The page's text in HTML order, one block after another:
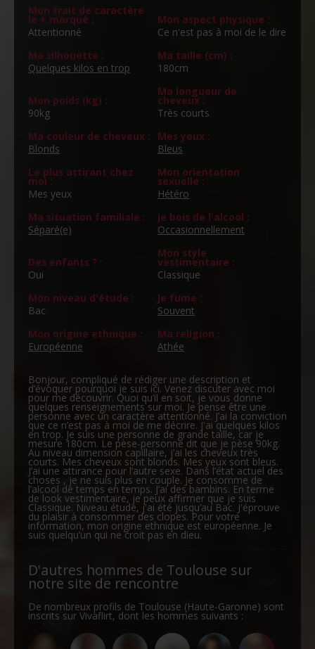
Mon trait de caractère
le + marqué :
Attentionné
Mon aspect physique :
Ce n'est pas à moi de le dire
Ma silhouette :
Quelques kilos en trop
Ma taille (cm) :
180cm
Mon poids (kg) :
90kg
Ma longueur de
cheveux :
Très courts
Ma couleur de cheveux :
Blonds
Mes yeux :
Bleus
Le plus attirant chez
moi :
Mes yeux
Mon orientation
sexuelle :
Hétéro
Ma situation familiale :
Séparé(e)
Je bois de l'alcool :
Occasionnellement
Des enfants ? :
Oui
Mon style
vestimentaire :
Classique
Mon niveau d'étude :
Bac
Je fume :
Souvent
Mon origine ethnique :
Européenne
Ma religion :
Athée
Bonjour, compliqué de rédiger une description et
d’évoquer pourquoi je suis ici. Venez discuter avec moi
pour me découvrir. Quoi qu’il en soit, je vous donne
quelques renseignements sur moi. Je pense être une
personne avec un caractère attentionné. J’ai la conviction
que ce n’est pas à moi de me décrire. J'ai quelques kilos
en trop. Je suis une personne de grande taille, car je
mesure 180cm. Le pèse-personne dit que je pèse 90kg.
Au niveau dimension capillaire, j’ai les cheveux très
courts. Mes cheveux sont blonds. Mes yeux sont bleus.
J’ai une attirance pour l’autre sexe. Dans l’état actuel des
choses , je ne suis plus en couple. Je consomme de
l’alcool de temps en temps. J’ai des bambins. En terme
de look vestimentaire, je peux affirmer que je suis
Classique. Niveau étude, j'ai été jusqu’au Bac. J'éprouve
du plaisir à consommer des clopes. Pour votre
information, mon origine ethnique est européenne. Je
suis quelqu’un qui ne croit pas en dieu.
D'autres hommes de Toulouse sur
notre site de rencontre
De nombreux profils de Toulouse (Haute-Garonne) sont
inscrits sur Vivaflirt, dont les hommes suivants :